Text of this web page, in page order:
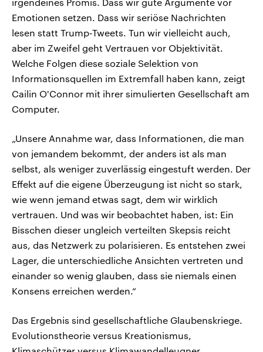
Emotionen setzen. Dass wir seriöse Nachrichten
lesen statt Trump-Tweets. Tun wir vielleicht auch,
aber im Zweifel geht Vertrauen vor Objektivität.
Welche Folgen diese soziale Selektion von
Informationsquellen im Extremfall haben kann, zeigt
Cailin O'Connor mit ihrer simulierten Gesellschaft am
Computer.
„Unsere Annahme war, dass Informationen, die man
von jemandem bekommt, der anders ist als man
selbst, als weniger zuverlässig eingestuft werden. Der
Effekt auf die eigene Überzeugung ist nicht so stark,
wie wenn jemand etwas sagt, dem wir wirklich
vertrauen. Und was wir beobachtet haben, ist: Ein
Bisschen dieser ungleich verteilten Skepsis reicht
aus, das Netzwerk zu polarisieren. Es entstehen zwei
Lager, die unterschiedliche Ansichten vertreten und
einander so wenig glauben, dass sie niemals einen
Konsens erreichen werden.“
Das Ergebnis sind gesellschaftliche Glaubenskriege.
Evolutionstheorie versus Kreationismus,